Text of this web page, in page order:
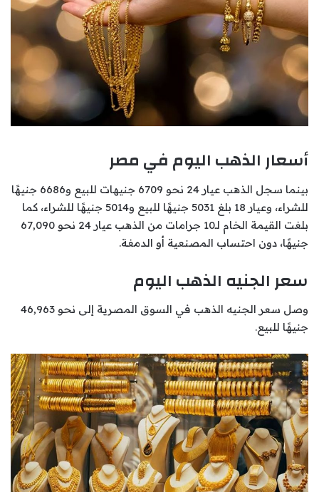
أسعار الذهب اليوم في مصر
بينما سجل الذهب عيار 24 نحو 6709 جنيهات للبيع و6686 جنيهًا
للشراء، وعيار 18 بلغ 5031 جنيهًا للبيع و5014 جنيهًا للشراء، كما
بلغت القيمة الخام لـ10 جرامات من الذهب عيار 24 نحو 67,090
جنيهًا، دون احتساب المصنعية أو الدمغة.
سعر الجنيه الذهب اليوم
وصل سعر الجنيه الذهب في السوق المصرية إلى نحو 46,963
جنيهًا للبيع.